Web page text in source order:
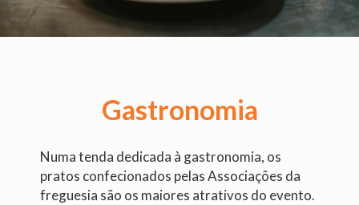
Neste
como
funciona,
Gastronomia
Numa tenda dedicada à gastronomia, os
pratos confecionados pelas Associações da
freguesia são os maiores atrativos do evento.